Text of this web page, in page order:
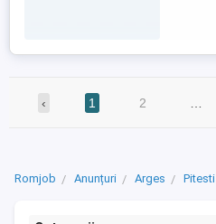
‹ 1 2
Romjob Anunțuri Arges Pitesti